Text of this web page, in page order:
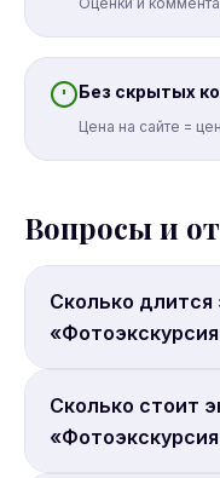
Без скрытых
Цена на сайте =
Вопросы и
Сколько длится
Сколько стоит